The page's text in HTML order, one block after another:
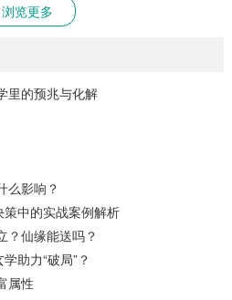
浏览更多
里的预兆与化解
么影响？
策中的实战案例解析
？仙缘能送吗？
助力“破局”？
属性